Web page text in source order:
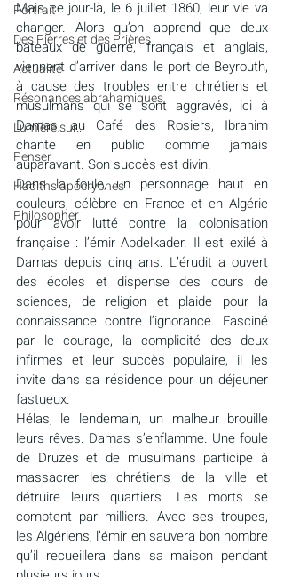
Portrait
Des Pierres et des Prières
Actualité
Résonances abrahamiques
Lumière sur...
Penser
Hadiths apocryphes
Philosopher
Mais ce jour-là, le 6 juillet 1860, leur vie va
changer. Alors qu’on apprend que deux
bateaux de guerre, français et anglais,
viennent d’arriver dans le port de Beyrouth,
à cause des troubles entre chrétiens et
musulmans qui se sont aggravés, ici à
Damas, au Café des Rosiers, Ibrahim
chante en public comme jamais
auparavant. Son succès est divin.
Dans la foule, un personnage haut en
couleurs, célèbre en France et en Algérie
pour avoir lutté contre la colonisation
française : l’émir Abdelkader. Il est exilé à
Damas depuis cinq ans. L’érudit a ouvert
des écoles et dispense des cours de
sciences, de religion et plaide pour la
connaissance contre l’ignorance. Fasciné
par le courage, la complicité des deux
infirmes et leur succès populaire, il les
invite dans sa résidence pour un déjeuner
fastueux.
Hélas, le lendemain, un malheur brouille
leurs rêves. Damas s’enflamme. Une foule
de Druzes et de musulmans participe à
massacrer les chrétiens de la ville et
détruire leurs quartiers. Les morts se
comptent par milliers. Avec ses troupes,
les Algériens, l’émir en sauvera bon nombre
qu’il recueillera dans sa maison pendant